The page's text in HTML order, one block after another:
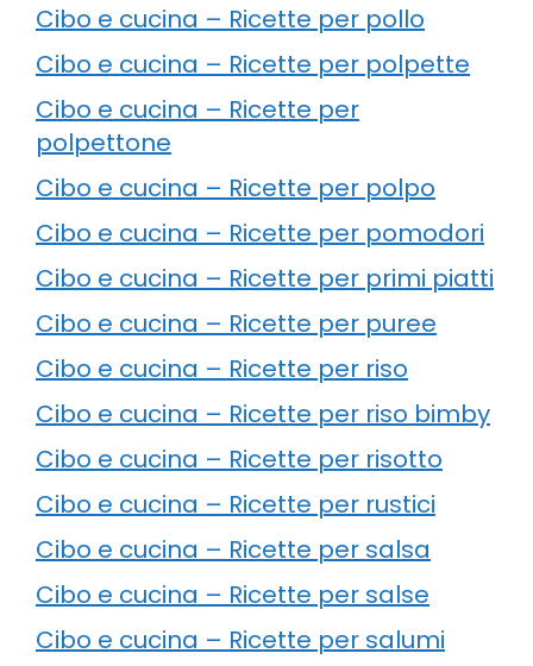
Cibo e cucina – Ricette per pollo
Cibo e cucina – Ricette per polpette
Cibo e cucina – Ricette per
polpettone
Cibo e cucina – Ricette per polpo
Cibo e cucina – Ricette per pomodori
Cibo e cucina – Ricette per primi piatti
Cibo e cucina – Ricette per puree
Cibo e cucina – Ricette per riso
Cibo e cucina – Ricette per riso bimby
Cibo e cucina – Ricette per risotto
Cibo e cucina – Ricette per rustici
Cibo e cucina – Ricette per salsa
Cibo e cucina – Ricette per salse
Cibo e cucina – Ricette per salumi